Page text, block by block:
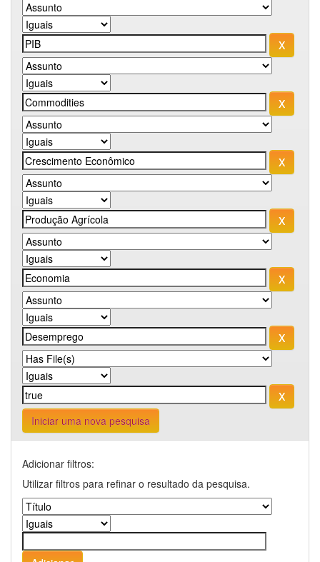
Iniciar uma nova pesquisa
Adicionar filtros:
Utilizar filtros para refinar o resultado da pesquisa.